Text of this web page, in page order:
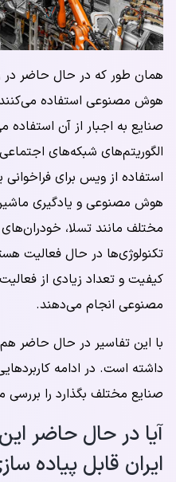
همان طور که در حال حاضر در
هوش مصنوعی استفاده
صنایع به اجبار از آن
الگوریتم‌های شبکه‌های
استفاده از ویس برای
هوش مصنوعی و یادگیری
مختلف مانند تسلا،
تکنولوژی‌ها در حال فعالیت
کیفیت و تعداد زیادی از
مصنوعی انجام می‌دهند.
با این تفاسیر در حال حاضر
داشته است. در ادامه‌
صنایع مختلف بگذارد را بررسی
آیا در حال حاضر
ایران قابل پیاده